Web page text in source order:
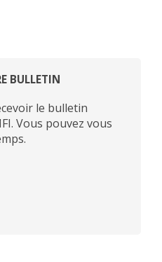
BULLETIN
le bulletin
Vous pouvez vous